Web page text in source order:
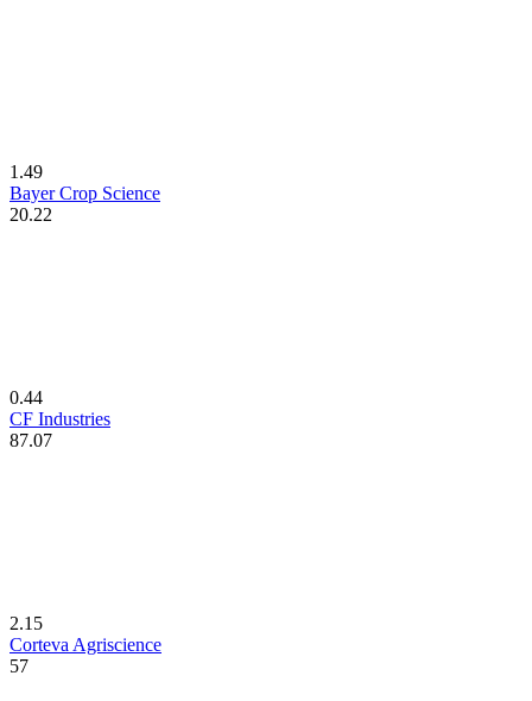
1.49
Bayer Crop Science
20.22
0.44
CF Industries
87.07
2.15
Corteva Agriscience
57